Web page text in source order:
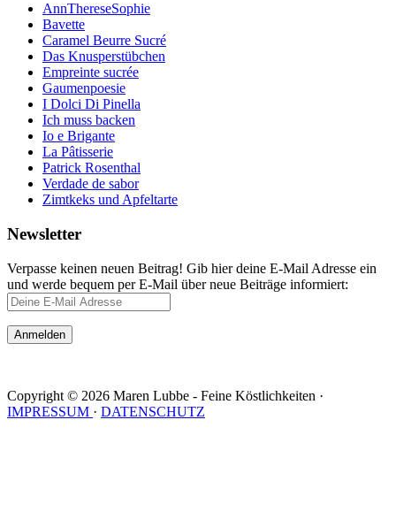
AnnThereseSophie
Bavette
Caramel Beurre Sucré
Das Knusperstübchen
Empreinte sucrée
Gaumenpoesie
I Dolci Di Pinella
Ich muss backen
Io e Brigante
La Pâtisserie
Patrick Rosenthal
Verdade de sabor
Zimtkeks und Apfeltarte
Newsletter
Verpasse keinen neuen Beitrag! Gib hier deine E-Mail Adresse ein
und werde bequem per E-Mail über neue Beiträge informiert:
Copyright © 2026 Maren Lubbe - Feine Köstlichkeiten ·
IMPRESSUM · DATENSCHUTZ